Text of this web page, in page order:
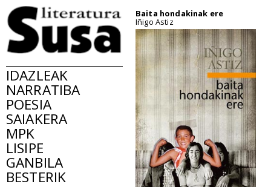
IDAZLEAK
NARRATIBA
POESIA
SAIAKERA
MPK
LISIPE
GANBILA
BESTERIK
Baita hondakinak ere
Iñigo Astiz